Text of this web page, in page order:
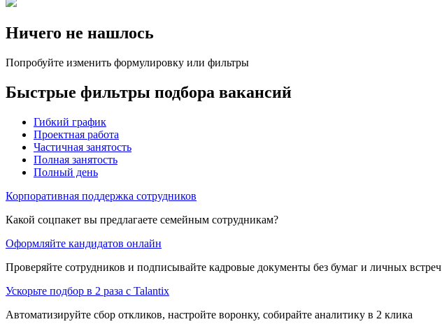
Ничего не нашлось
Попробуйте изменить формулировку или фильтры
Быстрые фильтры подбора вакансий
Гибкий график
Проектная работа
Частичная занятость
Полная занятость
Полный день
Корпоративная поддержка сотрудников
Какой соцпакет вы предлагаете семейным сотрудникам?
Оформляйте кандидатов онлайн
Проверяйте сотрудников и подписывайте кадровые документы без бумаг и личных встреч
Ускорьте подбор в 2 раза с Talantix
Автоматизируйте сбор откликов, настройте воронку, собирайте аналитику в 2 клика